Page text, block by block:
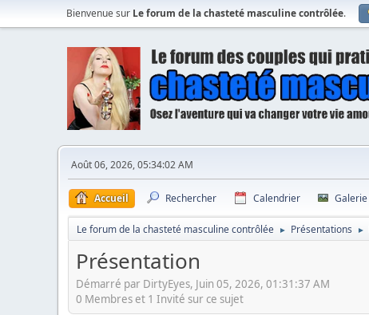
Bienvenue sur Le forum de la chasteté masculine contrôlée.
Août 06, 2026, 05:34:02 AM
Accueil Rechercher Calendrier Galerie
Le forum de la chasteté masculine contrôlée ► Présentations ►
Présentation
Démarré par DirtyEyes, Juin 05, 2026, 01:31:37 AM
0 Membres et 1 Invité sur ce sujet